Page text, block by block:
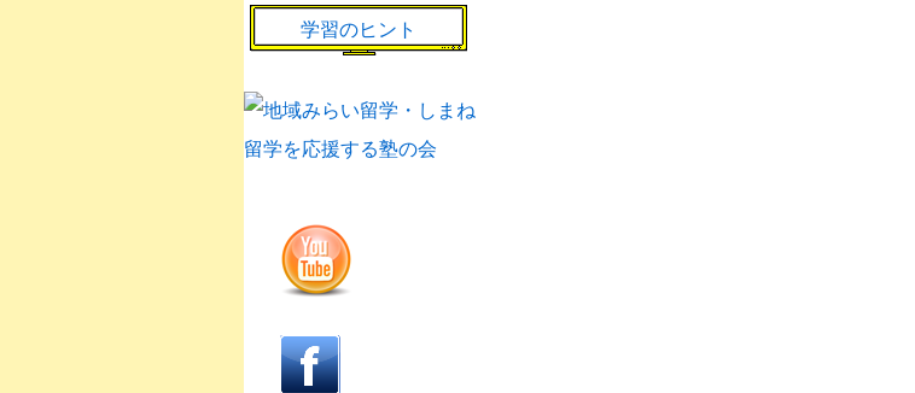
学習のヒント